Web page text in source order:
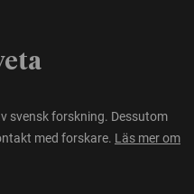
svensk forskning. Dessutom
med forskare. Läs mer om